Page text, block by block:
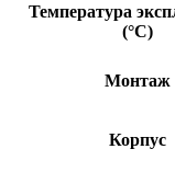
Температура
(°C)
Монтаж
Корпус